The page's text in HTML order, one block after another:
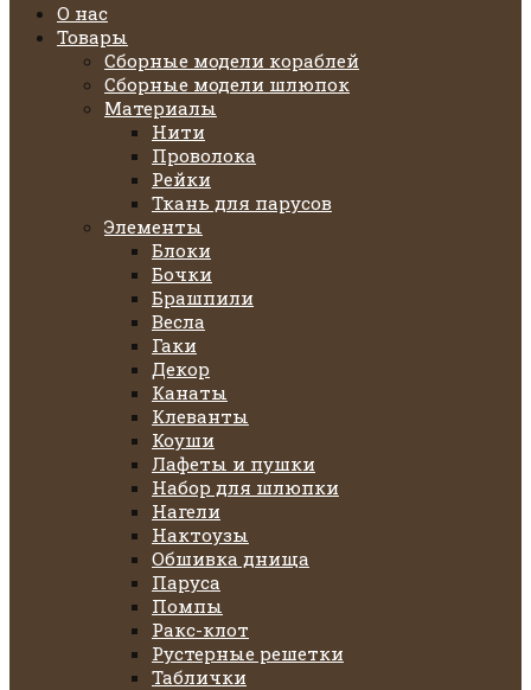
О нас
Товары
Сборные модели кораблей
Сборные модели шлюпок
Материалы
Нити
Проволока
Рейки
Ткань для парусов
Элементы
Блоки
Бочки
Брашпили
Весла
Гаки
Декор
Канаты
Клеванты
Коуши
Лафеты и пушки
Набор для шлюпки
Нагели
Нактоузы
Обшивка днища
Паруса
Помпы
Ракс-клот
Рустерные решетки
Таблички